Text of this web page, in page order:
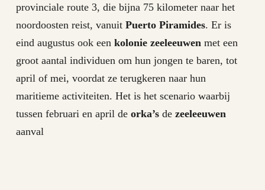
provinciale route 3, die bijna 75 kilometer naar het
noordoosten reist, vanuit Puerto Piramides. Er is
eind augustus ook een kolonie zeeleeuwen met een
groot aantal individuen om hun jongen te baren, tot
april of mei, voordat ze terugkeren naar hun
maritieme activiteiten. Het is het scenario waarbij
tussen februari en april de orka’sde zeeleeuwen
aanval